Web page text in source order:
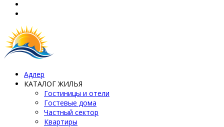
Адлер
КАТАЛОГ ЖИЛЬЯ
Гостиницы и отели
Гостевые дома
Частный сектор
Квартиры